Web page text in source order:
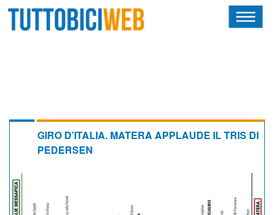
CALENDARIO
OSCAR
GIRO D’ITALIA. MATERA APPLAUDE IL TRIS DI
PEDERSEN